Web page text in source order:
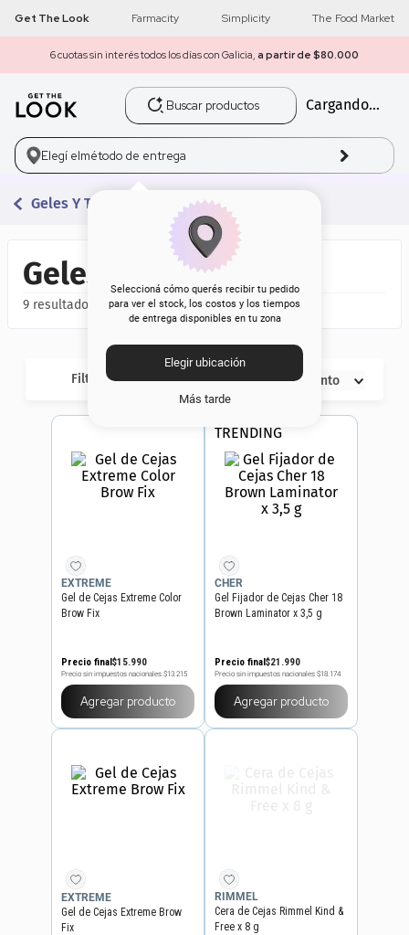
Get The Look Farmacity Simplicity The Food Market
6 cuotas sin interés todos los días con Galicia, a partir de $80.000
Buscar productos
Cargando...
Elegí elmétodo de entrega
Seleccioná cómo querés recibir tu pedido
para ver el stock, los costos y los tiempos
de entrega disponibles en tu zona
Elegir ubicación
Más tarde
Geles Y Tintas
Geles y Tintas
9
Filtros Descuento
EXTREME
Gel de Cejas Extreme Color
Brow Fix
Precio final$15.990
Precio sin impuestos nacionales $13.215
Agregar producto
TRENDING
CHER
Gel Fijador de Cejas Cher 18
Brown Laminator x 3,5 g
Precio final$21 .990
Precio sin impuestos nacionales $18.174
Agregar producto
EXTREME
Gel de Cejas Extreme Brow
Fix
RIMMEL
Cera de Cejas Rimmel Kind &
Free x 8 g
1 get the look
2 máscara pestañas
corrector
serum